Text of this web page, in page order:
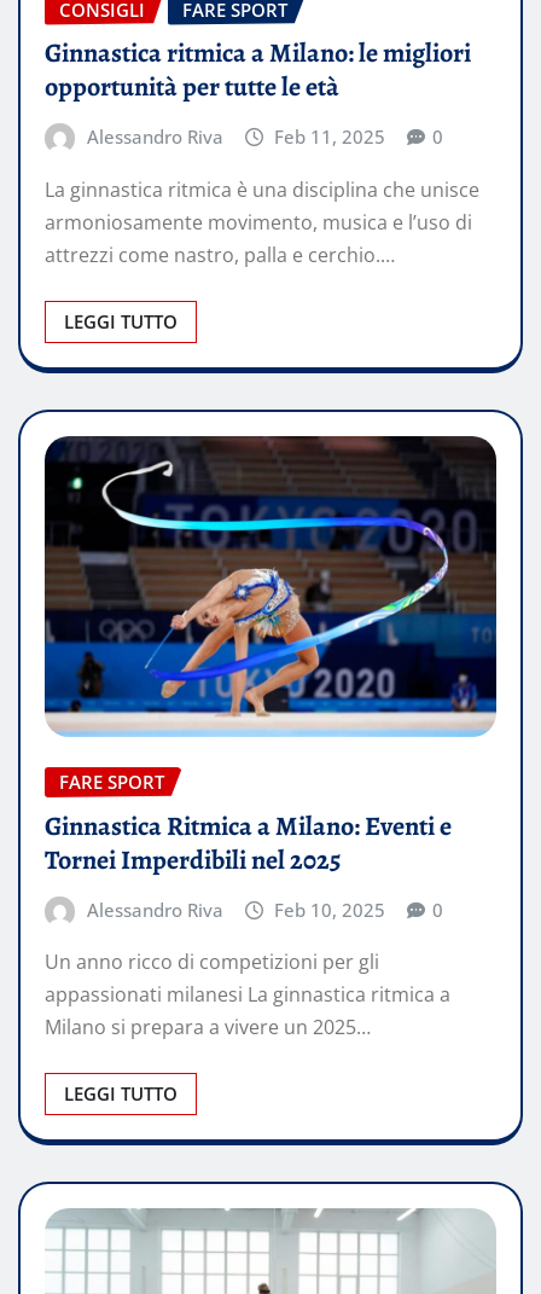
CONSIGLI FARE SPORT
Ginnastica ritmica a Milano: le migliori
opportunità per tutte le età
Alessandro Riva Feb 11, 2025 0
La ginnastica ritmica è una disciplina che unisce
armoniosamente movimento, musica e l’uso di
attrezzi come nastro, palla e cerchio.…
LEGGI TUTTO
FARE SPORT
Ginnastica Ritmica a Milano: Eventi e
Tornei Imperdibili nel 2025
Alessandro Riva Feb 10, 2025 0
Un anno ricco di competizioni per gli
appassionati milanesi La ginnastica ritmica a
Milano si prepara a vivere un 2025…
LEGGI TUTTO